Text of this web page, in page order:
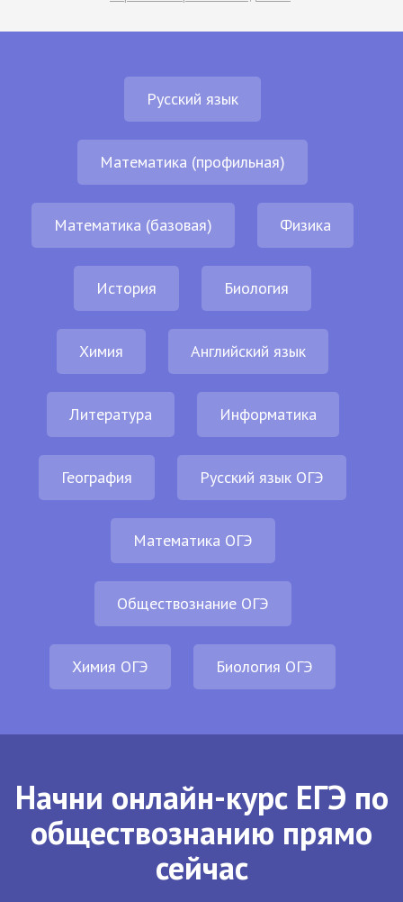
Русский язык
Математика (профильная)
Математика (базовая) Физика
История Биология
Химия Английский язык
Литература Информатика
География Русский язык ОГЭ
Математика ОГЭ
Обществознание ОГЭ
Химия ОГЭ Биология ОГЭ
Начни онлайн-курс ЕГЭ по
обществознанию прямо
сейчас